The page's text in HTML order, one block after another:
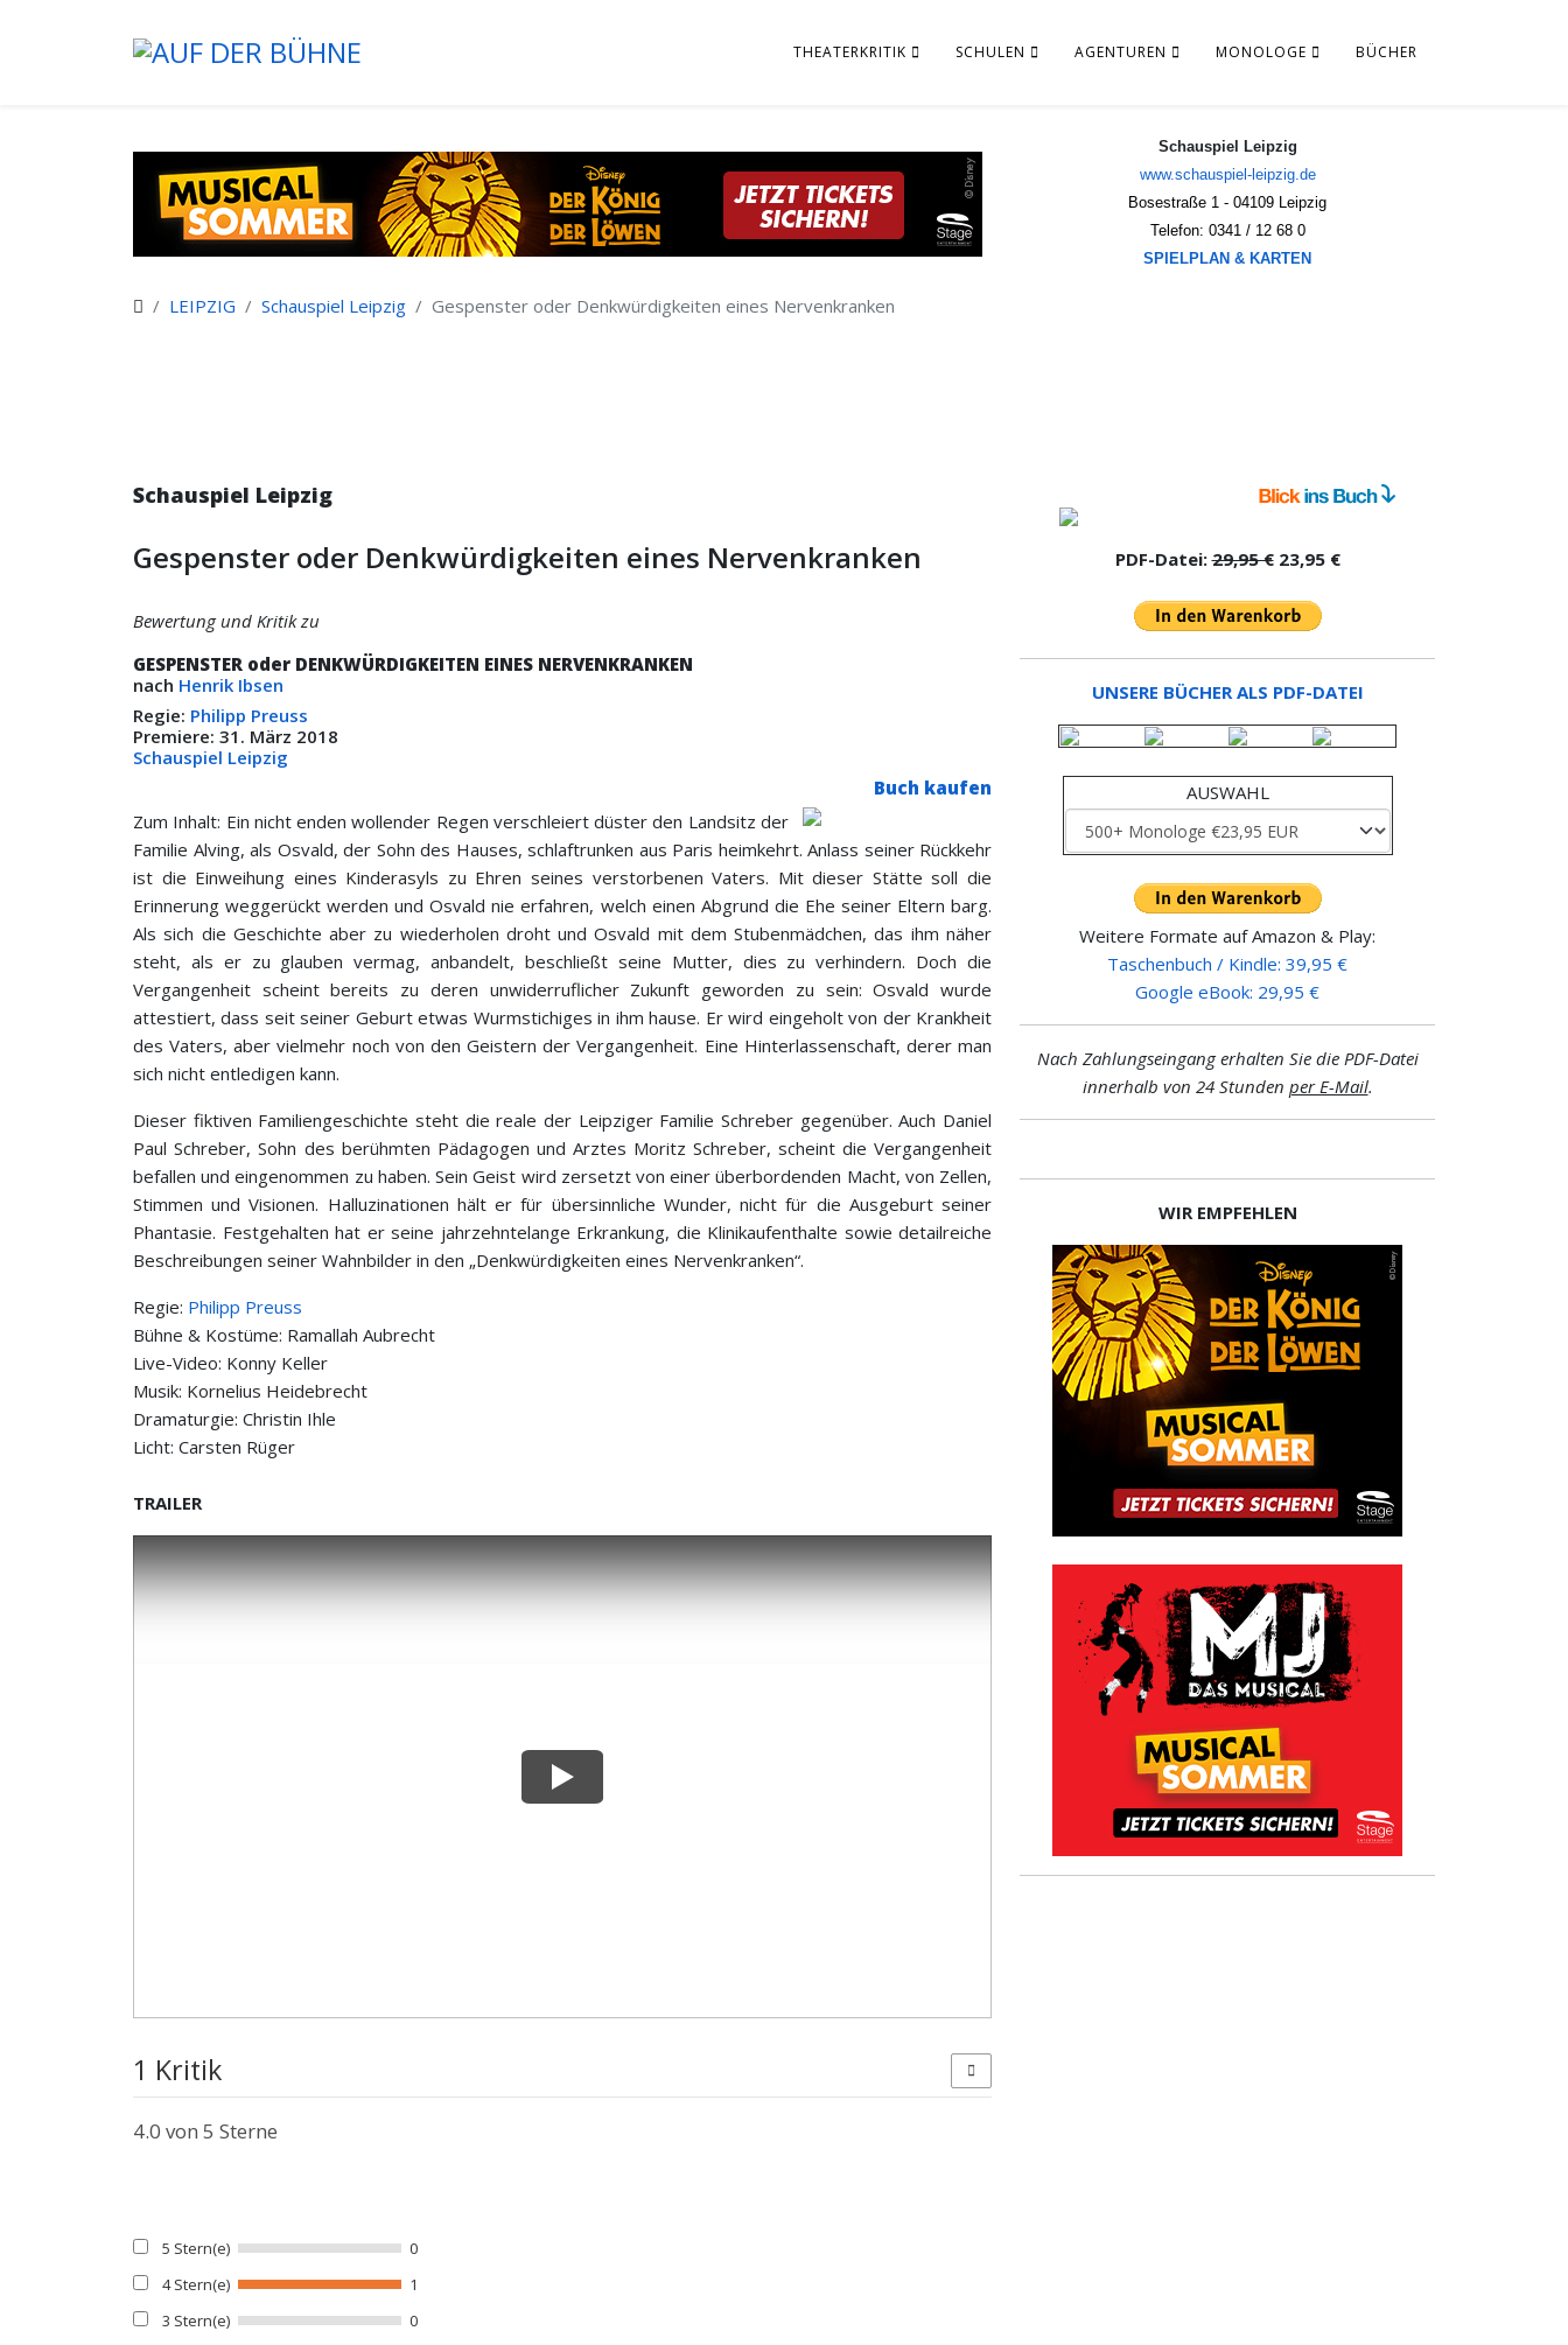
THEATERKRITIK SCHULEN AGENTUREN MONOLOGE BÜCHER
Schauspiel Leipzig
www.schauspiel-leipzig.de
Bosestraße 1 - 04109 Leipzig
Telefon: 0341 / 12 68 0
SPIELPLAN & KARTEN
LEIPZIG Schauspiel Leipzig Gespenster oder Denkwürdigkeiten eines Nervenkranken
Schauspiel Leipzig
Gespenster oder Denkwürdigkeiten eines Nervenkranken
Bewertung und Kritik zu
GESPENSTER oder DENKWÜRDIGKEITEN EINES NERVENKRANKEN
nach Henrik Ibsen
Regie: Philipp Preuss
Premiere: 31. März 2018
Schauspiel Leipzig
Buch kaufen
Zum Inhalt: Ein nicht enden wollender Regen verschleiert düster den Landsitz der
Familie Alving, als Osvald, der Sohn des Hauses, schlaftrunken aus Paris heimkehrt. Anlass seiner Rückkehr
ist die Einweihung eines Kinderasyls zu Ehren seines verstorbenen Vaters. Mit dieser Stätte soll die
Erinnerung weggerückt werden und Osvald nie erfahren, welch einen Abgrund die Ehe seiner Eltern barg.
Als sich die Geschichte aber zu wiederholen droht und Osvald mit dem Stubenmädchen, das ihm näher
steht, als er zu glauben vermag, anbandelt, beschließt seine Mutter, dies zu verhindern. Doch die
Vergangenheit scheint bereits zu deren unwiderruflicher Zukunft geworden zu sein: Osvald wurde
attestiert, dass seit seiner Geburt etwas Wurmstichiges in ihm hause. Er wird eingeholt von der Krankheit
des Vaters, aber vielmehr noch von den Geistern der Vergangenheit. Eine Hinterlassenschaft, derer man
sich nicht entledigen kann.
Dieser fiktiven Familiengeschichte steht die reale der Leipziger Familie Schreber gegenüber. Auch Daniel
Paul Schreber, Sohn des berühmten Pädagogen und Arztes Moritz Schreber, scheint die Vergangenheit
befallen und eingenommen zu haben. Sein Geist wird zersetzt von einer überbordenden Macht, von Zellen,
Stimmen und Visionen. Halluzinationen hält er für übersinnliche Wunder, nicht für die Ausgeburt seiner
Phantasie. Festgehalten hat er seine jahrzehntelange Erkrankung, die Klinikaufenthalte sowie detailreiche
Beschreibungen seiner Wahnbilder in den „Denkwürdigkeiten eines Nervenkranken“.
Regie: Philipp Preuss
Bühne & Kostüme: Ramallah Aubrecht
Live-Video: Konny Keller
Musik: Kornelius Heidebrecht
Dramaturgie: Christin Ihle
Licht: Carsten Rüger
TRAILER
1 Kritik
4.0 von 5 Sterne
5 Stern(e)
0
4 Stern(e)
1
3 Stern(e)
0
PDF-Datei:29,95 €23,95 €
UNSERE BÜCHER ALS PDF-DATEI
AUSWAHL
Weitere Formate auf Amazon & Play:
Taschenbuch / Kindle: 39,95 €
Google eBook: 29,95 €
Nach Zahlungseingang erhalten Sie die PDF-Datei
innerhalb von 24 Stunden per E-Mail.
WIR EMPFEHLEN